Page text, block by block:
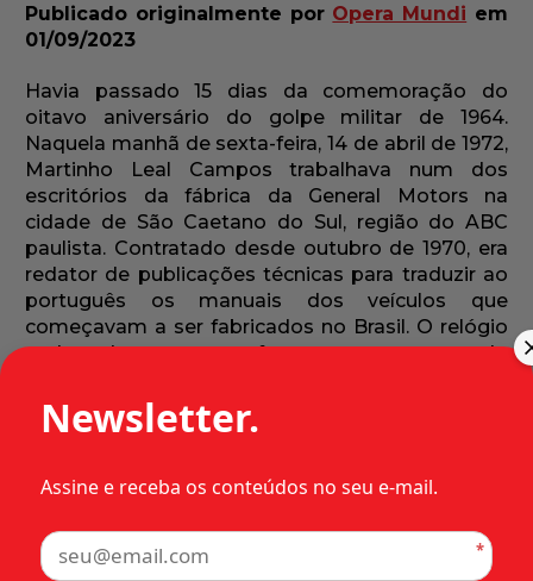
Publicado originalmente por Opera Mundi em
01/09/2023
Havia passado 15 dias da comemoração do
oitavo aniversário do golpe militar de 1964.
Naquela manhã de sexta-feira, 14 de abril de 1972,
Martinho Leal Campos trabalhava num dos
escritórios da fábrica da General Motors na
cidade de São Caetano do Sul, região do ABC
paulista. Contratado desde outubro de 1970, era
redator de publicações técnicas para traduzir ao
português os manuais dos veículos que
começavam a ser fabricados no Brasil. O relógio
andava depressa e o esforço estava concentrado
que seria lançado dentro de um ano, em 24 de
abril de 1973.
Por volta das 11 horas, um grupo de pessoas
começou a andar por entre as mesas. Eram
policiais à paisana: procuravam por uma pessoa.
Newsletter.
Assine e receba os conteúdos no seu e-mail.
*